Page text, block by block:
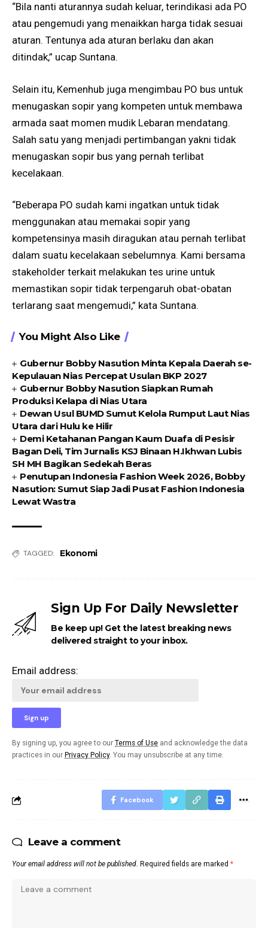
“Bila nanti aturannya sudah keluar, terindikasi ada PO
atau pengemudi yang menaikkan harga tidak sesuai
aturan. Tentunya ada aturan berlaku dan akan
ditindak,” ucap Suntana.
Selain itu, Kemenhub juga mengimbau PO bus untuk
menugaskan sopir yang kompeten untuk membawa
armada saat momen mudik Lebaran mendatang.
Salah satu yang menjadi pertimbangan yakni tidak
menugaskan sopir bus yang pernah terlibat
kecelakaan.
“Beberapa PO sudah kami ingatkan untuk tidak
menggunakan atau memakai sopir yang
kompetensinya masih diragukan atau pernah terlibat
dalam suatu kecelakaan sebelumnya. Kami bersama
stakeholder terkait melakukan tes urine untuk
memastikan sopir tidak terpengaruh obat-obatan
terlarang saat mengemudi,” kata Suntana.
You Might Also Like
Gubernur Bobby Nasution Minta Kepala Daerah se-
Kepulauan Nias Percepat Usulan BKP 2027
Gubernur Bobby Nasution Siapkan Rumah
Produksi Kelapa di Nias Utara
Dewan Usul BUMD Sumut Kelola Rumput Laut Nias
Utara dari Hulu ke Hilir
Demi Ketahanan Pangan Kaum Duafa di Pesisir
Bagan Deli, Tim Jurnalis KSJ Binaan H.Ikhwan Lubis
SH MH Bagikan Sedekah Beras
Penutupan Indonesia Fashion Week 2026, Bobby
Nasution: Sumut Siap Jadi Pusat Fashion Indonesia
Lewat Wastra
TAGGED: Ekonomi
Sign Up For Daily Newsletter
Be keep up! Get the latest breaking news
delivered straight to your inbox.
Email address:
By signing up, you agree to our Terms of Use and acknowledge the data
practices in our Privacy Policy. You may unsubscribe at any time.
Facebook
Leave a comment
Your email address will not be published. Required fields are marked *